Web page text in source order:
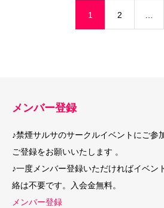
1 2
メンバー登録
♪禁煙サルサのサークルイベントにご参
ご登録をお願いいたします 。
♪一度メンバー登録いただければイベン
絡は不要です。入会金無料。
メンバー登録